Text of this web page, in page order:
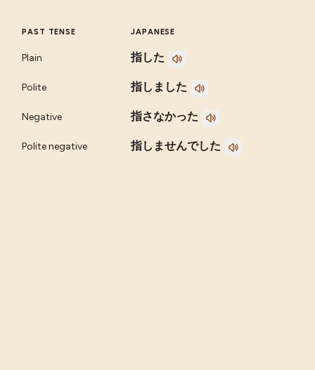
PAST TENSE JAPANESE
Plain 指した
Polite 指しました
Negative 指さなかった
Polite negative 指しませんでした